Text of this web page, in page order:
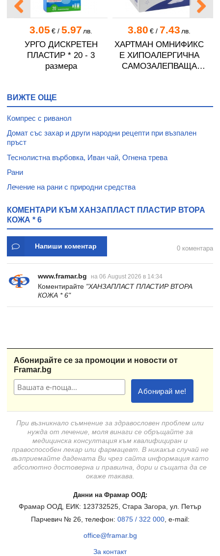
3.05 €/ 5.97 лв.
УРГО ДИСКРЕТЕН
ПЛАСТИР * 20 - 3
размера
3.80 €/ 7.43 лв.
ХАРТМАН ОМНИФИКС
Е ХИПОАЛЕРГИЧНА
САМОЗАЛЕПВАЩА
ВИЖТЕ ОЩЕ
Компрес с риванол
Домат със захар и други народни рецепти при възпален
пръст
Теснолистна върбовка, Иван чай, Огнена трева
Рани
Лечение на рани с природни средства
КОМЕНТАРИ КЪМ ХАНЗАПЛАСТ ПЛАСТИР ВТОРА
КОЖА * 6
Напиши коментар 0 коментара
www.framar.bg на 06 August 2026 в 14:34
Коментирайте "ХАНЗАПЛАСТ ПЛАСТИР ВТОРА
КОЖА * 6"
Абонирайте се за промоции и новости от
Framar.bg
При възникнало съмнение за здравословен проблем или
нужда от лечение, моля винаги се обръщайте за
медицинска консултация към квалифициран и
правоспособен лекар или фармацевт. В никакъв случай не
възприемайте дадената Ви чрез сайта информация като
абсолютно достоверна и правилна, дори и същата да се
окаже такава.
Данни на Фрамар ООД:
Фрамар ООД, ЕИК: 123732525, Стара Загора, ул. Петър
Парчевич № 26, телефон: 0875 / 322 000, e-mail:
office@framar.bg
За контакт